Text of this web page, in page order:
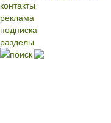
контакты
реклама
подписка
разделы
поиск